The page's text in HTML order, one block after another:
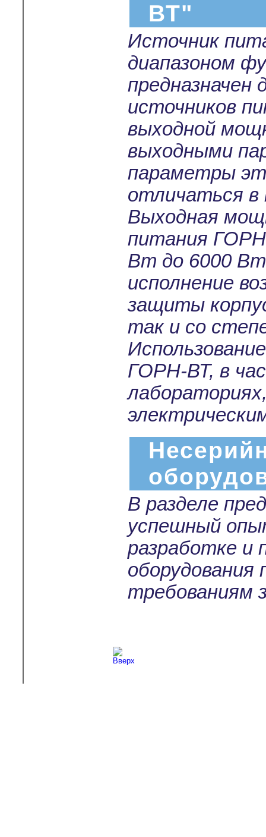
ВТ"
Источник
диапазоном
предназначен
источников
выходной
выходными
параметры
отличаться в
Выходная
питания
Вт до 6000
исполнение
защиты
так и со
ГОРН-ВТ, в
В разделе
успешный
разработке и
оборудования
требованиям